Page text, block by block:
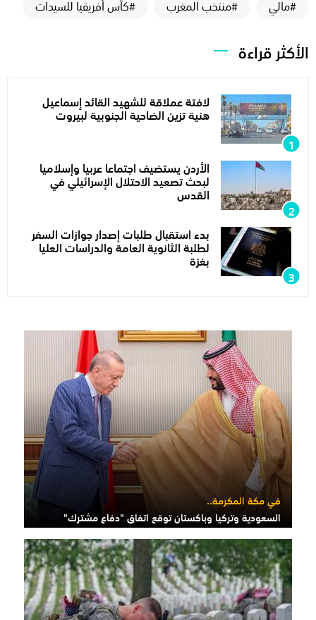
#مالي #منتخب المغرب #كأس أفريقيا للسيدات
الأكثر قراءة
لافتة عملاقة للشهيد القائد إسماعيل
هنية تزين الضاحية الجنوبية لبيروت
الأردن يستضيف اجتماعا عربيا وإسلاميا
لبحث تصعيد الاحتلال الإسرائيلي في
القدس
بدء استقبال طلبات إصدار جوازات السفر
لطلبة الثانوية العامة والدراسات العليا
بغزة
في مكة المكرمة..
السعودية وتركيا وباكستان توقع اتفاق "دفاع مشترك"